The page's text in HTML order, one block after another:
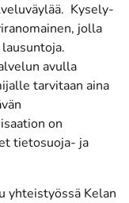
Kysely-
jolla
avulla
tarvitaan aina
on
tietosuoja- ja
yhteistyössä Kelan